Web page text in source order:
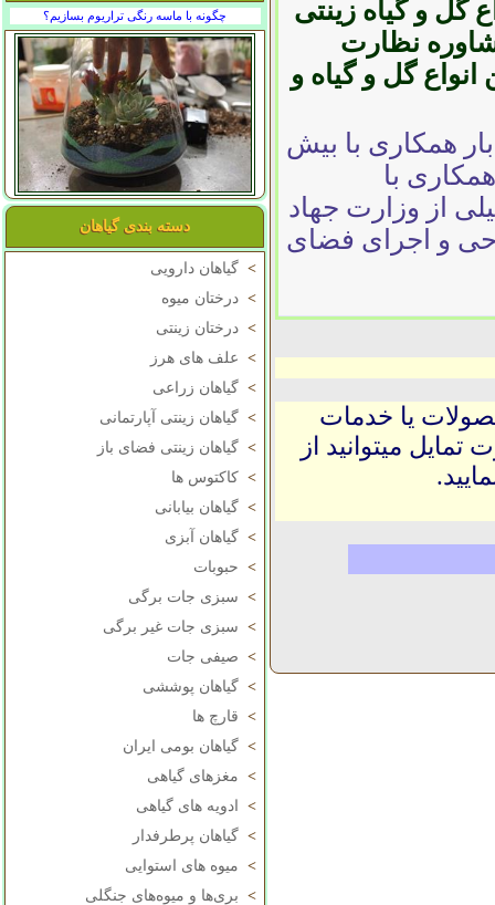
چگونه با ماسه رنگی تراریوم بسازیم؟
دسته بندی گیاهان
> گیاهان دارویی
> درختان میوه
> درختان زینتی
> علف های هرز
> گیاهان زراعی
> گیاهان زینتی آپارتمانی
> گیاهان زینتی فضای باز
> کاکتوس ها
> گیاهان بیابانی
> گیاهان آبزی
> حبوبات
> سبزی جات برگی
> سبزی جات غیر برگی
> صیفی جات
> گیاهان پوششی
> قارچ ها
> گیاهان بومی ایران
> مغزهای گیاهی
>
ادویه های گیاهی
> گیاهان پرطرفدار
> میوه های استوایی
> بری‌ها و میوه‌های جنگلی
گل و گیاه زینتی
نظارت
گل و گیاه و
همکاری با بیش
با
از وزارت جهاد
و اجرای فضای
یا خدمات
میتوانید از